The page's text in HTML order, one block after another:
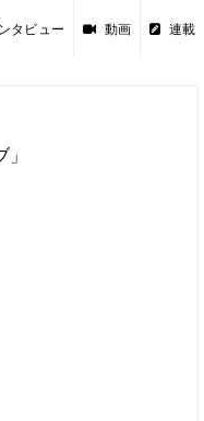
タビュー 動画 連載